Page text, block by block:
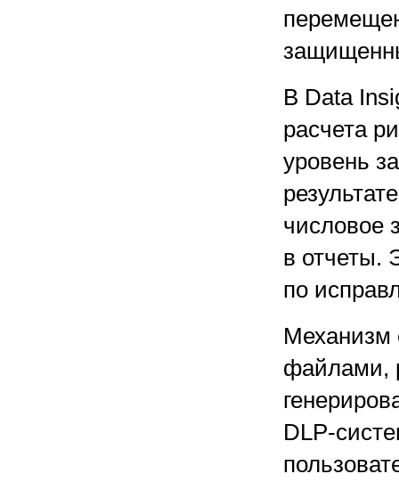
В Data
расчета
уровень
числовое
в отчеты.
по
Механизм
файлами,
DLP-